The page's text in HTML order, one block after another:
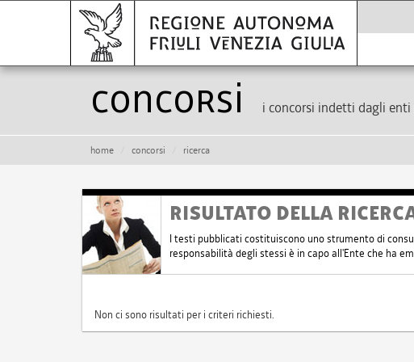
Concorsi i concorsi indetti dagli
home concorsi ricerca
RISULTATO DELLA
I testi pubblicati costituiscono uno strumento di
responsabilità degli stessi è in capo all'Ente che ha
Non ci sono risultati per i criteri richiesti.